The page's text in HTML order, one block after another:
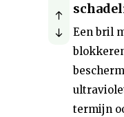
Een bril
termijn